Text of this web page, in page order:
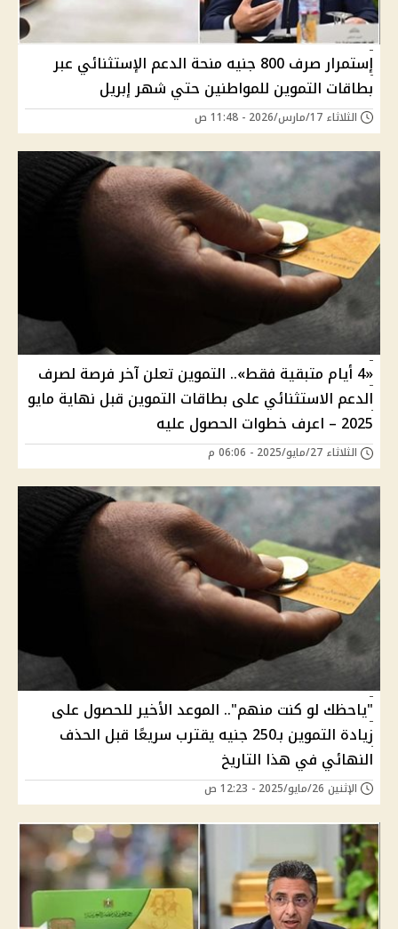
إستمرار صرف 800 جنيه منحة الدعم الإستثنائي عبر
بطاقات التموين للمواطنين حتي شهر إبريل
الثلاثاء 17/مارس/2026 - 11:48 ص
«4 أيام متبقية فقط».. التموين تعلن آخر فرصة لصرف
الدعم الاستثنائي على بطاقات التموين قبل نهاية مايو
2025 – اعرف خطوات الحصول عليه
الثلاثاء 27/مايو/2025 - 06:06 م
"ياحظك لو كنت منهم".. الموعد الأخير للحصول على
زيادة التموين بـ250 جنيه يقترب سريعًا قبل الحذف
النهائي في هذا التاريخ
الإثنين 26/مايو/2025 - 12:23 ص